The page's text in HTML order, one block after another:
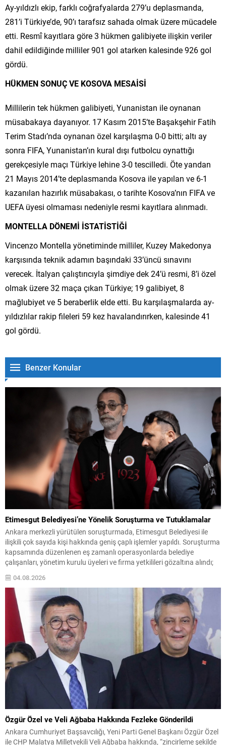
Ay-yıldızlı ekip, farklı coğrafyalarda 279’u deplasmanda,
281’i Türkiye’de, 90’ı tarafsız sahada olmak üzere mücadele
etti. Resmî kayıtlara göre 3 hükmen galibiyete ilişkin veriler
dahil edildiğinde milliler 901 gol atarken kalesinde 926 gol
gördü.
HÜKMEN SONUÇ VE KOSOVA MESAİSİ
Millilerin tek hükmen galibiyeti, Yunanistan ile oynanan
müsabakaya dayanıyor. 17 Kasım 2015’te Başakşehir Fatih
Terim Stadı’nda oynanan özel karşılaşma 0-0 bitti; altı ay
sonra FIFA, Yunanistan’ın kural dışı futbolcu oynattığı
gerekçesiyle maçı Türkiye lehine 3-0 tescilledi. Öte yandan
21 Mayıs 2014’te deplasmanda Kosova ile yapılan ve 6-1
kazanılan hazırlık müsabakası, o tarihte Kosova’nın FIFA ve
UEFA üyesi olmaması nedeniyle resmi kayıtlara alınmadı.
MONTELLA DÖNEMİ İSTATİSTİĞİ
Vincenzo Montella yönetiminde milliler, Kuzey Makedonya
karşısında teknik adamın başındaki 33’üncü sınavını
verecek. İtalyan çalıştırıcıyla şimdiye dek 24’ü resmi, 8’i özel
olmak üzere 32 maça çıkan Türkiye; 19 galibiyet, 8
mağlubiyet ve 5 beraberlik elde etti. Bu karşılaşmalarda ay-
yıldızlılar rakip fileleri 59 kez havalandırırken, kalesinde 41
gol gördü.
Benzer Konular
Etimesgut Belediyesi’ne Yönelik Soruşturma ve Tutuklamalar
Ankara merkezli yürütülen soruşturmada, Etimesgut Belediyesi ile
ilişkili çok sayıda kişi hakkında geniş çaplı işlemler yapıldı. Soruşturma
kapsamında düzenlenen eş zamanlı operasyonlarda belediye
çalışanları, yönetim kurulu üyeleri ve firma yetkilileri gözaltına alındı;
İçişleri Bakanlığı, tutuklanan belediye başkanı hakkında geçici
görevden uzaklaştırma...
04.08.2026
Özgür Özel ve Veli Ağbaba Hakkında Fezleke Gönderildi
Ankara Cumhuriyet Başsavcılığı, Yeni Parti Genel Başkanı Özgür Özel
ile CHP Malatya Milletvekili Veli Ağbaba hakkında, “zincirleme şekilde